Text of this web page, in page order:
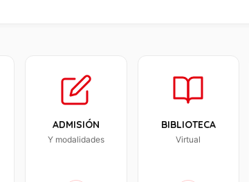
ADMISIÓN
Y modalidades
BIBLIOTECA
Virtual